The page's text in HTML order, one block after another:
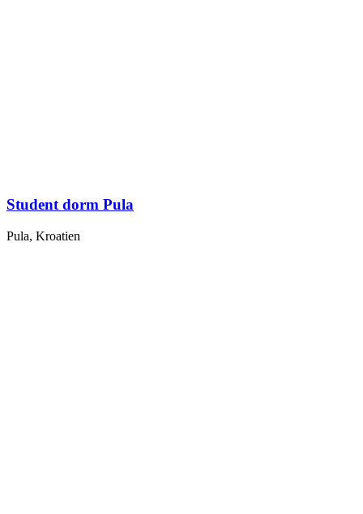
Student dorm Pula
Pula, Kroatien